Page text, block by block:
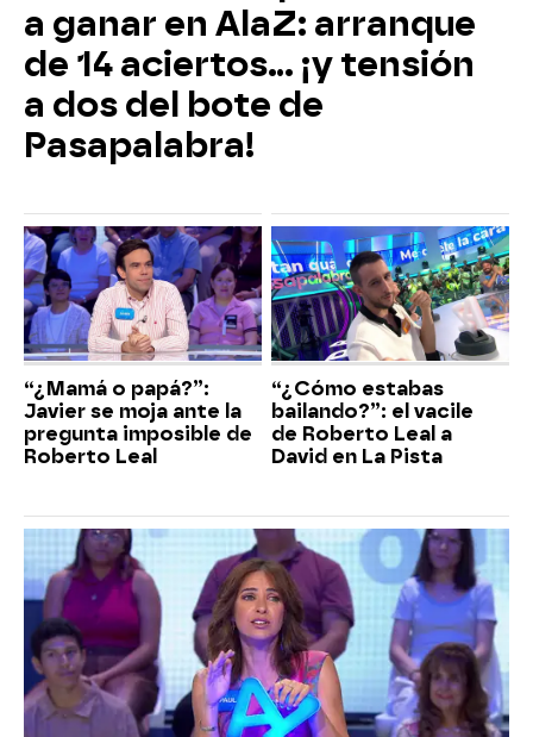
a ganar en AlaZ: arranque
de 14 aciertos… ¡y tensión
a dos del bote de
Pasapalabra!
“¿Mamá o papá?”:
Javier se moja ante la
pregunta imposible de
Roberto Leal
“¿Cómo estabas
bailando?”: el vacile
de Roberto Leal a
David en La Pista